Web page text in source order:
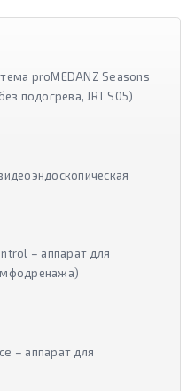
proMEDANZ Seasons
подогрева, JRT S05)
– аппарат для
– аппарат для